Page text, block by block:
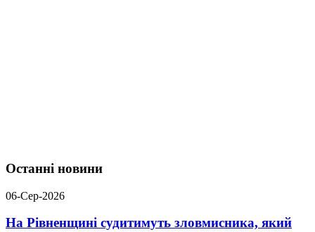
Останні новини
06-Сер-2026
На Рівненщині судитимуть зловмисника, який